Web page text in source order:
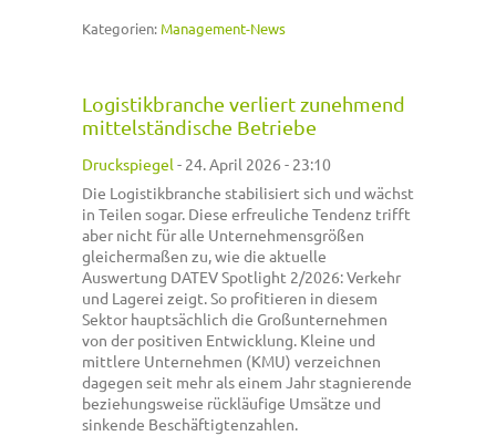
Kategorien: Management-News
Logistikbranche verliert zunehmend
mittelständische Betriebe
Druckspiegel - 24. April 2026 - 23:10
Die Logistikbranche stabilisiert sich und wächst
in Teilen sogar. Diese erfreuliche Tendenz trifft
aber nicht für alle Unternehmensgrößen
gleichermaßen zu, wie die aktuelle
Auswertung DATEV Spotlight 2/2026: Verkehr
und Lagerei zeigt. So profitieren in diesem
Sektor hauptsächlich die Großunternehmen
von der positiven Entwicklung. Kleine und
mittlere Unternehmen (KMU) verzeichnen
dagegen seit mehr als einem Jahr stagnierende
beziehungsweise rückläufige Umsätze und
sinkende Beschäftigtenzahlen.